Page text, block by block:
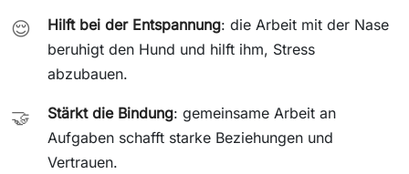
😌 Hilft bei der Entspannung: die Arbeit mit der Nase
beruhigt den Hund und hilft ihm, Stress
abzubauen.
🤝 Stärkt die Bindung: gemeinsame Arbeit an
Aufgaben schafft starke Beziehungen und
Vertrauen.